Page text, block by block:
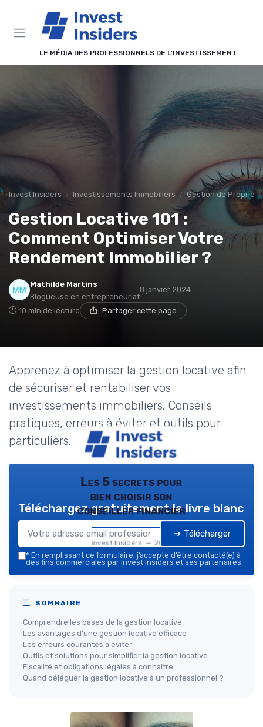
LE MÉDIA DES PROFESSIONNELS DE L'INVESTISSEMENT
Invest Insiders Investissements Immobiliers Gestion de Propriété
Gestion Locative 101 :
Comment Optimiser Votre
Rendement Immobilier ?
Mathilde Martins
Blogueuse en entrepreneuriat
8 janvier 2024
10 min de lecture Partager cette page
Apprenez à optimiser la gestion locative afin
de sécuriser et rentabiliser vos
investissements immobiliers. Conseils
pratiques, erreurs à éviter et outils pour
particuliers.
Les 5 secrets pour
bien choisir son
conseiller financier
Invest Insiders — 2026
Téléchargez gratuitement le livre blanc
➔ Télécharger
* En remplissant ce formulaire, j’accepte d’être contacté(e) à
des fins commerciales par Invest Insiders et ses partenaires.
SOMMAIRE
Comprendre les bases de la gestion locative
Les avantages d’une gestion locative efficace
Les erreurs courantes à éviter
Outils et solutions pour simplifier la gestion locative
Fiscalité et obligations légales à connaître
Quand déléguer la gestion locative à un professionnel ?